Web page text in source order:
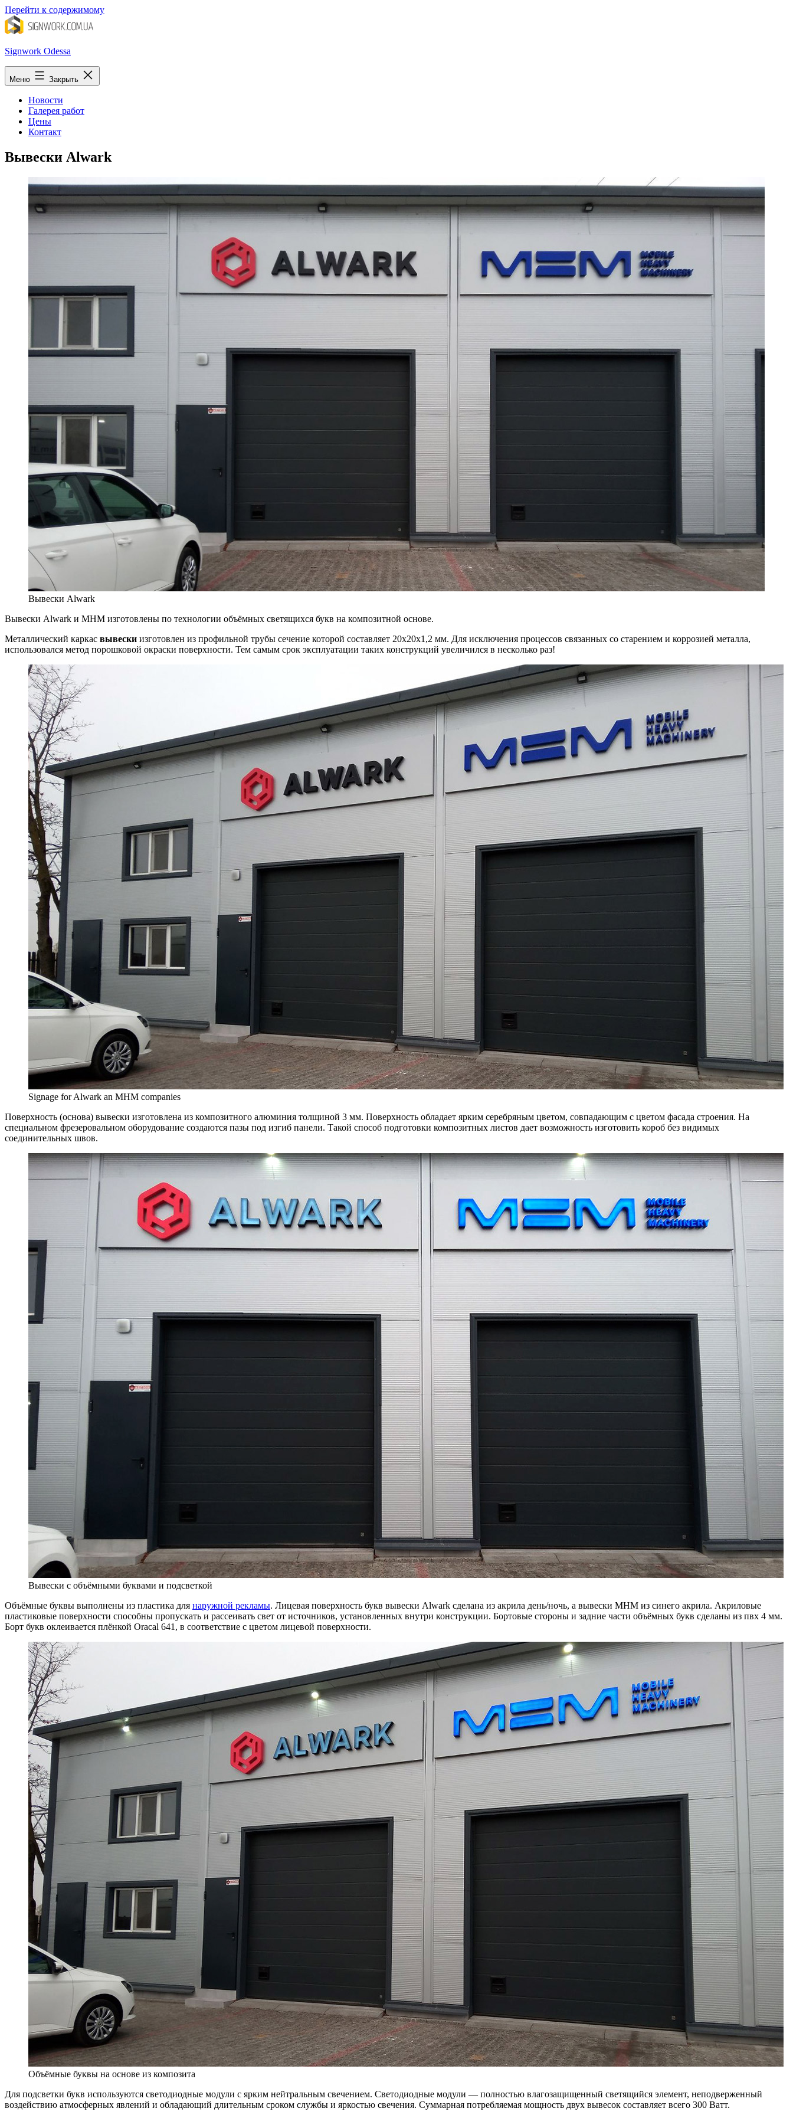
Перейти к содержимому
Signwork Odessa
Меню Закрыть
Новости
Галерея работ
Цены
Контакт
Вывески Alwark
Вывески Alwark
Вывески Alwark и MHM изготовлены по технологии объёмных светящихся букв на композитной основе.
Металлический каркас вывески изготовлен из профильной трубы сечение которой составляет 20х20х1,2 мм. Для исключения процессов связанных со старением и коррозией металла,
использовался метод порошковой окраски поверхности. Тем самым срок эксплуатации таких конструкций увеличился в несколько раз!
Signage for Alwark an MHM companies
Поверхность (основа) вывески изготовлена из композитного алюминия толщиной 3 мм. Поверхность обладает ярким серебряным цветом, совпадающим с цветом фасада строения. На
специальном фрезеровальном оборудование создаются пазы под изгиб панели. Такой способ подготовки композитных листов дает возможность изготовить короб без видимых
соединительных швов.
Вывески с объёмными буквами и подсветкой
Объёмные буквы выполнены из пластика для наружной рекламы. Лицевая поверхность букв вывески Alwark сделана из акрила день/ночь, а вывески MHM из синего акрила. Акриловые
пластиковые поверхности способны пропускать и рассеивать свет от источников, установленных внутри конструкции. Бортовые стороны и задние части объёмных букв сделаны из пвх 4 мм.
Борт букв оклеивается плёнкой Oracal 641, в соответствие с цветом лицевой поверхности.
Объёмные буквы на основе из композита
Для подсветки букв используются светодиодные модули с ярким нейтральным свечением. Светодиодные модули — полностью влагозащищенный светящийся элемент, неподверженный
воздействию атмосферных явлений и обладающий длительным сроком службы и яркостью свечения. Суммарная потребляемая мощность двух вывесок составляет всего 300 Ватт.